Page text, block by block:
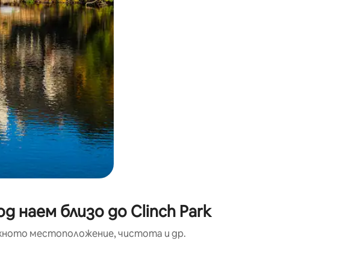
наем близо до Clinch Park
местоположение, чистота и др.